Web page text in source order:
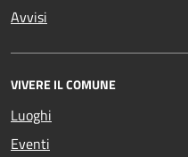
Avvisi
VIVERE IL COMUNE
Luoghi
Eventi